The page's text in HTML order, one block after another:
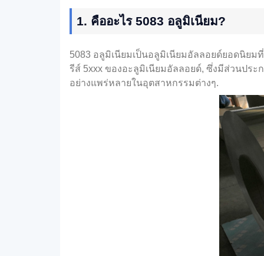
1. คืออะไร 5083 อลูมิเนียม?
5083 อลูมิเนียมเป็นอลูมิเนียมอัลลอยด์ยอดนิย
รีส์ 5xxx ของอะลูมิเนียมอัลลอยด์, ซึ่งมีส่วนปร
อย่างแพร่หลายในอุตสาหกรรมต่างๆ.